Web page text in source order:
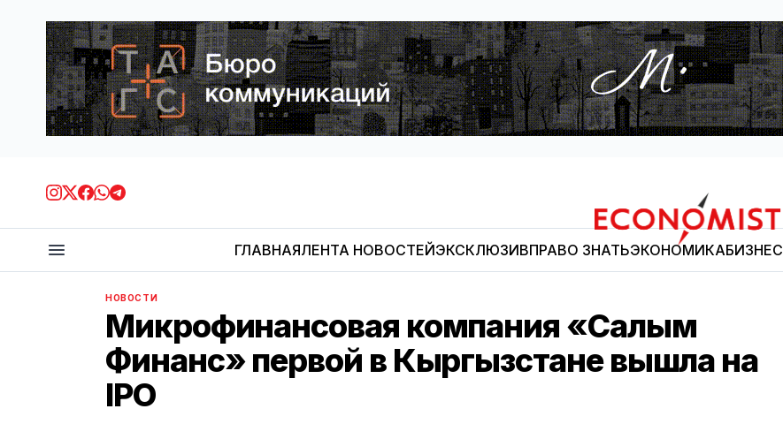
Economist.kg
ГЛАВНАЯЛЕНТА НОВОСТЕЙЭКСКЛЮЗИВПРАВО ЗНАТЬЭКОНОМИКАБИЗНЕС
НОВОСТИ
Микрофинансовая компания «Салым
Финанс» первой в Кыргызстане вышла на
IPO